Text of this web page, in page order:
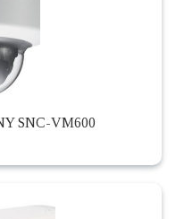
SNC-VM600